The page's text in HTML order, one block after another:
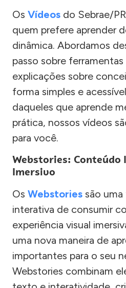
Os Vídeos do Sebrae/
quem prefere aprender
dinâmica. Abordamos
passo sobre
explicações sobre
forma simples e
daqueles que aprende
prática, nossos vídeos
para você.
Webstories:
Imersivo
Os Webstories são
interativa de consumir
experiência visual
uma nova maneira de
importantes para o seu
Webstories combinam